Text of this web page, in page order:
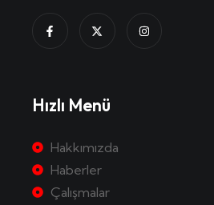
Hızlı Menü
Hakkımızda
Haberler
Çalışmalar